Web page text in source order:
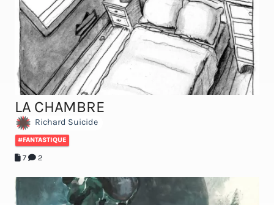
LA CHAMBRE
Richard Suicide
#FANTASTIQUE
7 2